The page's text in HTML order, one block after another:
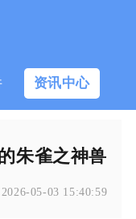
资讯中心
朱雀之神兽
2026-05-03 15:40:59